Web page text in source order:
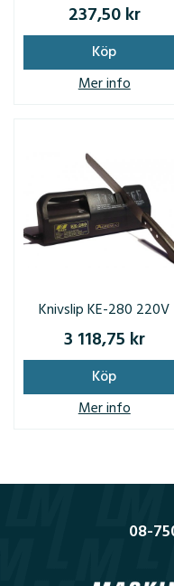
237,50 kr
Mer info
Köp
Knivslip KE-280 220V
3 118,75 kr
Mer info
Köp
08-